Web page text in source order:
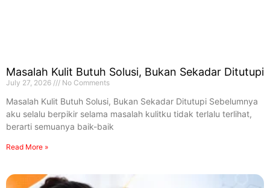
Masalah Kulit Butuh Solusi, Bukan Sekadar Ditutupi
July 27, 2026 No Comments
Masalah Kulit Butuh Solusi, Bukan Sekadar Ditutupi Sebelumnya
aku selalu berpikir selama masalah kulitku tidak terlalu terlihat,
berarti semuanya baik-baik
Read More »